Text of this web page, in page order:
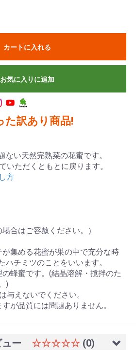
カートに入れる
お気に入りに追加
た訳あり商品!
ない天然完熟菜の花蜜です。
いただくともとに戻ります。
方
合はご容赦ください。）
集める花蜜が巣の中で充分な時
ハチミツのことをいいます。
蜂蜜です。(結晶溶解・撹拌のた
)
与えないでください。
が品質には問題ありません。
ー ☆☆☆☆☆ (0)